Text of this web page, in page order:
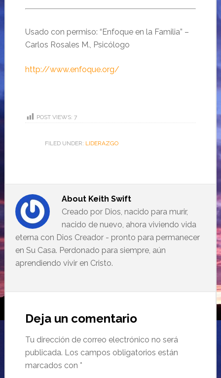
Usado con permiso: “Enfoque en la Familia” –
Carlos Rosales M., Psicólogo
http://www.enfoque.org/
POST VIEWS: 7
FILED UNDER: LIDERAZGO
About Keith Swift
Creado por Dios, nacido para murir,
nacido de nuevo, ahora viviendo vida
eterna con Dios Creador - pronto para permanecer
en Su Casa. Perdonado para siempre, aún
aprendiendo vivir en Cristo.
Deja un comentario
Tu dirección de correo electrónico no será
publicada. Los campos obligatorios están
marcados con *